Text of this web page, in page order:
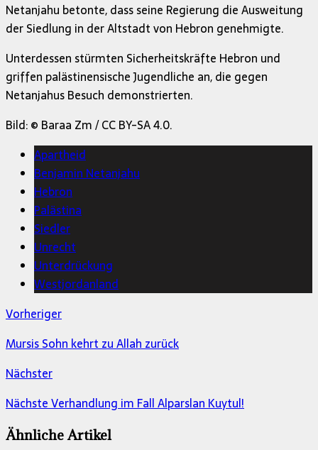
Netanjahu betonte, dass seine Regierung die Ausweitung
der Siedlung in der Altstadt von Hebron genehmigte.
Unterdessen stürmten Sicherheitskräfte Hebron und
griffen palästinensische Jugendliche an, die gegen
Netanjahus Besuch demonstrierten.
Bild: © Baraa Zm / CC BY-SA 4.0.
Apartheid
Benjamin Netanjahu
Hebron
Palästina
Siedler
Unrecht
Unterdrückung
Westjordanland
Vorheriger
Mursis Sohn kehrt zu Allah zurück
Nächster
Nächste Verhandlung im Fall Alparslan Kuytul!
Ähnliche Artikel